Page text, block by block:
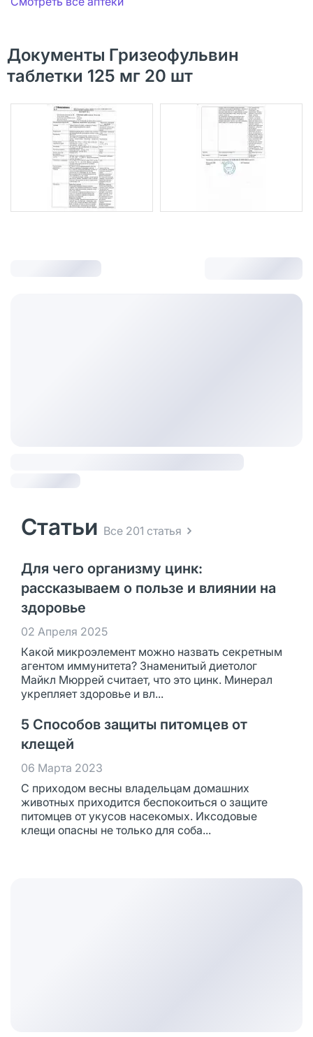
Документы Гризеофульвин
таблетки 125 мг 20 шт
Статьи Все 201 статья
Для чего организму цинк:
рассказываем о пользе и влиянии на
здоровье
02 Апреля 2025
Какой микроэлемент можно назвать секретным
агентом иммунитета? Знаменитый диетолог
Майкл Мюррей считает, что это цинк. Минерал
укрепляет здоровье и вл...
5 Способов защиты питомцев от
клещей
06 Марта 2023
С приходом весны владельцам домашних
животных приходится беспокоиться о защите
питомцев от укусов насекомых. Иксодовые
клещи опасны не только для соба...